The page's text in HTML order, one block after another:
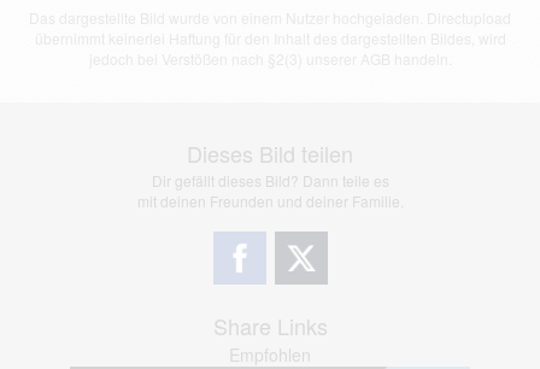
jedoch bei Verstößen nach §2(3) unserer AGB handeln.
Dieses Bild teilen
Dir gefällt dieses Bild? Dann teile es
mit deinen Freunden und deiner Familie.
Share Links
Empfohlen